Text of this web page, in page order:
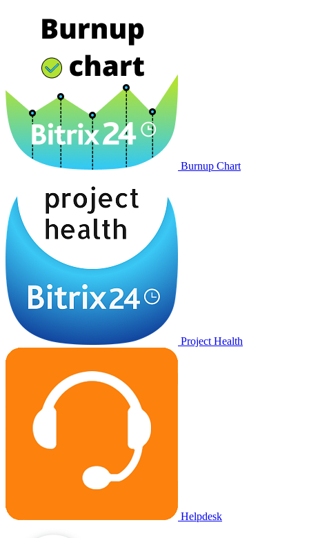
Burnup Chart
Project Health
Helpdesk